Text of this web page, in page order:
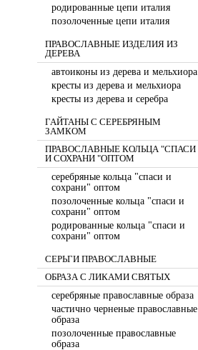
родированные цепи италия
позолоченные цепи италия
ПРАВОСЛАВНЫЕ ИЗДЕЛИЯ ИЗ
ДЕРЕВА
автоиконы из дерева и мельхиора
кресты из дерева и мельхиора
кресты из дерева и серебра
ГАЙТАНЫ С СЕРЕБРЯНЫМ
ЗАМКОМ
ПРАВОСЛАВНЫЕ КОЛЬЦА "СПАСИ
И СОХРАНИ "ОПТОМ
серебряные кольца "спаси и
сохрани" оптом
позолоченные кольца "спаси и
сохрани" оптом
родированные кольца "спаси и
сохрани" оптом
СЕРЬГИ ПРАВОСЛАВНЫЕ
ОБРАЗА С ЛИКАМИ СВЯТЫХ
серебряные православные образа
частично черненые православные
образа
позолоченные православные
образа